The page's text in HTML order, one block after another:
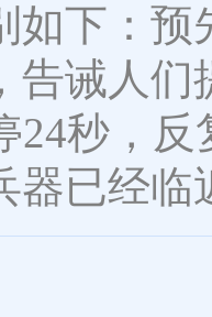
如下：
告诫人
24秒，
器已经临